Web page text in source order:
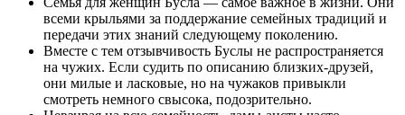
всеми крыльями за поддержание семейных традиций и
передачи этих знаний следующему поколению.
Вместе с тем отзывчивость Буслы не распространяется
на чужих. Если судить по описанию близких-друзей,
они милые и ласковые, но на чужаков привыкли
смотреть немного свысока, подозрительно.